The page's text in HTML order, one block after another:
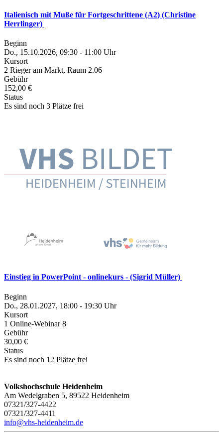
Italienisch mit Muße für Fortgeschrittene (A2) (Christine
Herrlinger)
Beginn
Do., 15.10.2026, 09:30 - 11:00 Uhr
Kursort
2 Rieger am Markt, Raum 2.06
Gebühr
152,00 €
Status
Es sind noch 3 Plätze frei
Einstieg in PowerPoint - onlinekurs - (Sigrid Müller)
Beginn
Do., 28.01.2027, 18:00 - 19:30 Uhr
Kursort
1 Online-Webinar 8
Gebühr
30,00 €
Status
Es sind noch 12 Plätze frei
Volkshochschule Heidenheim
Am Wedelgraben 5, 89522 Heidenheim
07321/327-4422
07321/327-4411
info@vhs-heidenheim.de